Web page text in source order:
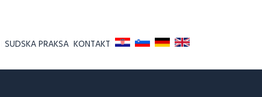
SUDSKA PRAKSA KONTAKT